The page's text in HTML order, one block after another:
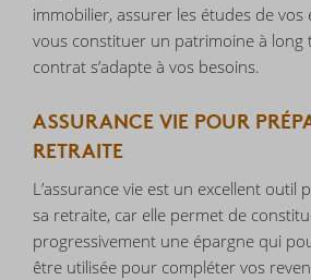
immobilier, assurer les études de vos
vous constituer un patrimoine à long
contrat s’adapte à vos besoins.
ASSURANCE VIE POUR
RETRAITE
L’assurance vie est un excellent outil
sa retraite, car elle permet de
progressivement une épargne qui
être utilisée pour compléter vos